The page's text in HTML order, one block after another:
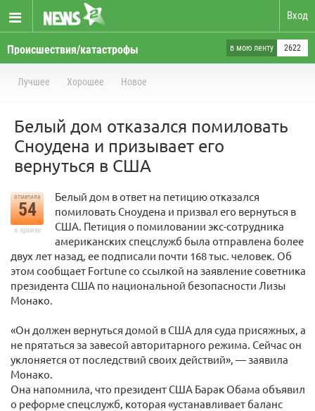
Вход
Происшествия/катастрофы в мою ленту 2622
Лучшее Хорошее Новое
Белый дом отказался помиловать
Сноудена и призывает его
вернуться в США
отметили
54
в архиве
Белый дом в ответ на петицию отказался
помиловать Сноудена и призвал его вернуться в
США. Петиция о помиловании экс-сотрудника
американских спецслужб была отправлена более
двух лет назад, ее подписали почти 168 тыс. человек. Об
этом сообщает Fortune со ссылкой на заявление советника
президента США по национальной безопасности Лизы
Монако.
«Он должен вернуться домой в США для суда присяжных, а
не прятаться за завесой авторитарного режима. Сейчас он
уклоняется от последствий своих действий», — заявила
Монако.
Она напомнила, что президент США Барак Обама объявил
о реформе спецслужб, которая «устанавливает баланс